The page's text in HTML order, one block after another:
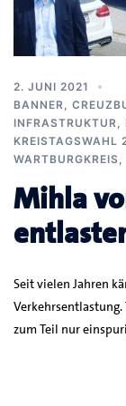
2. JUNI 2021
BANNER
INFRASTRUKTUR,
KREISTAGSWAHL
WARTBURGKREIS
Mihla
Seit vielen Jahren
Verkehrsentlastung.
zum Teil nur